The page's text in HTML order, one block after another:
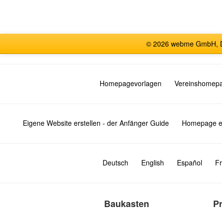
© 2026 webme GmbH,
Homepagevorlagen
Eigene Website erstellen - der Anfänger Guide Homepage
Deutsch English Español
Baukasten